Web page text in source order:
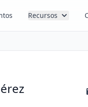
Recursos